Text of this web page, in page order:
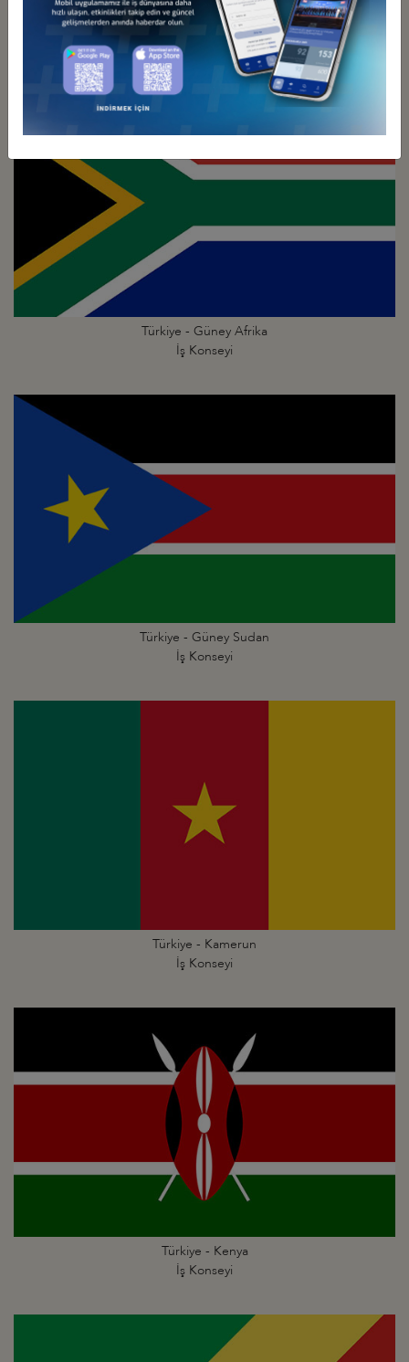
Türkiye - Gine
İş Konseyi
Türkiye - Güney Afrika
İş Konseyi
Türkiye - Güney Sudan
İş Konseyi
Türkiye - Kamerun
İş Konseyi
Türkiye - Kenya
İş Konseyi